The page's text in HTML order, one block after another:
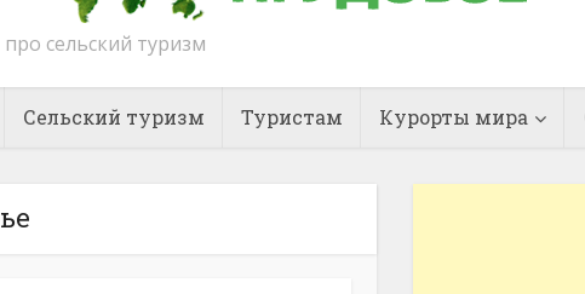
про сельский туризм
Сельский туризм Туристам Курорты мира